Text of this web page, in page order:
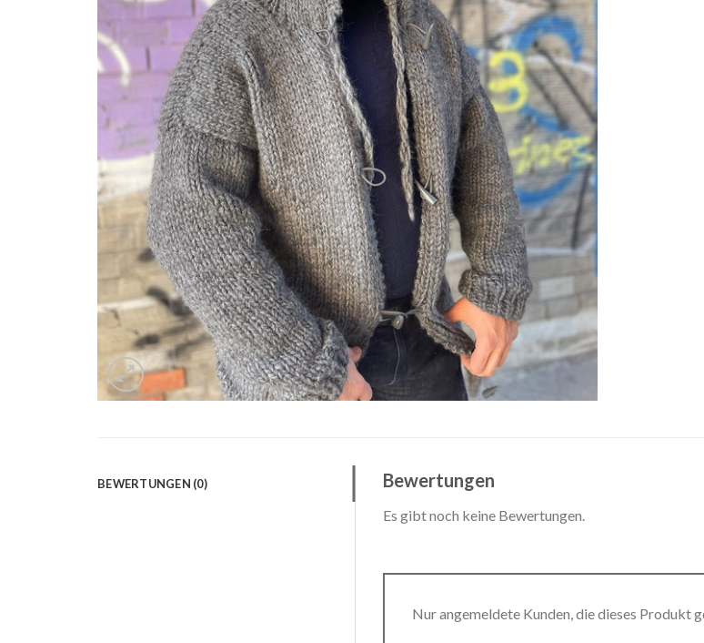
BEWERTUNGEN (0) Bewertungen
Es gibt noch keine Bewertungen.
Nur angemeldete Kunden, die dieses Produkt